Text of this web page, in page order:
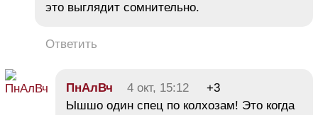
это выглядит сомнительно.
Ответить
ПнАлВч 4 окт, 15:12
+3
Ышшо один спец по колхозам! Это когда